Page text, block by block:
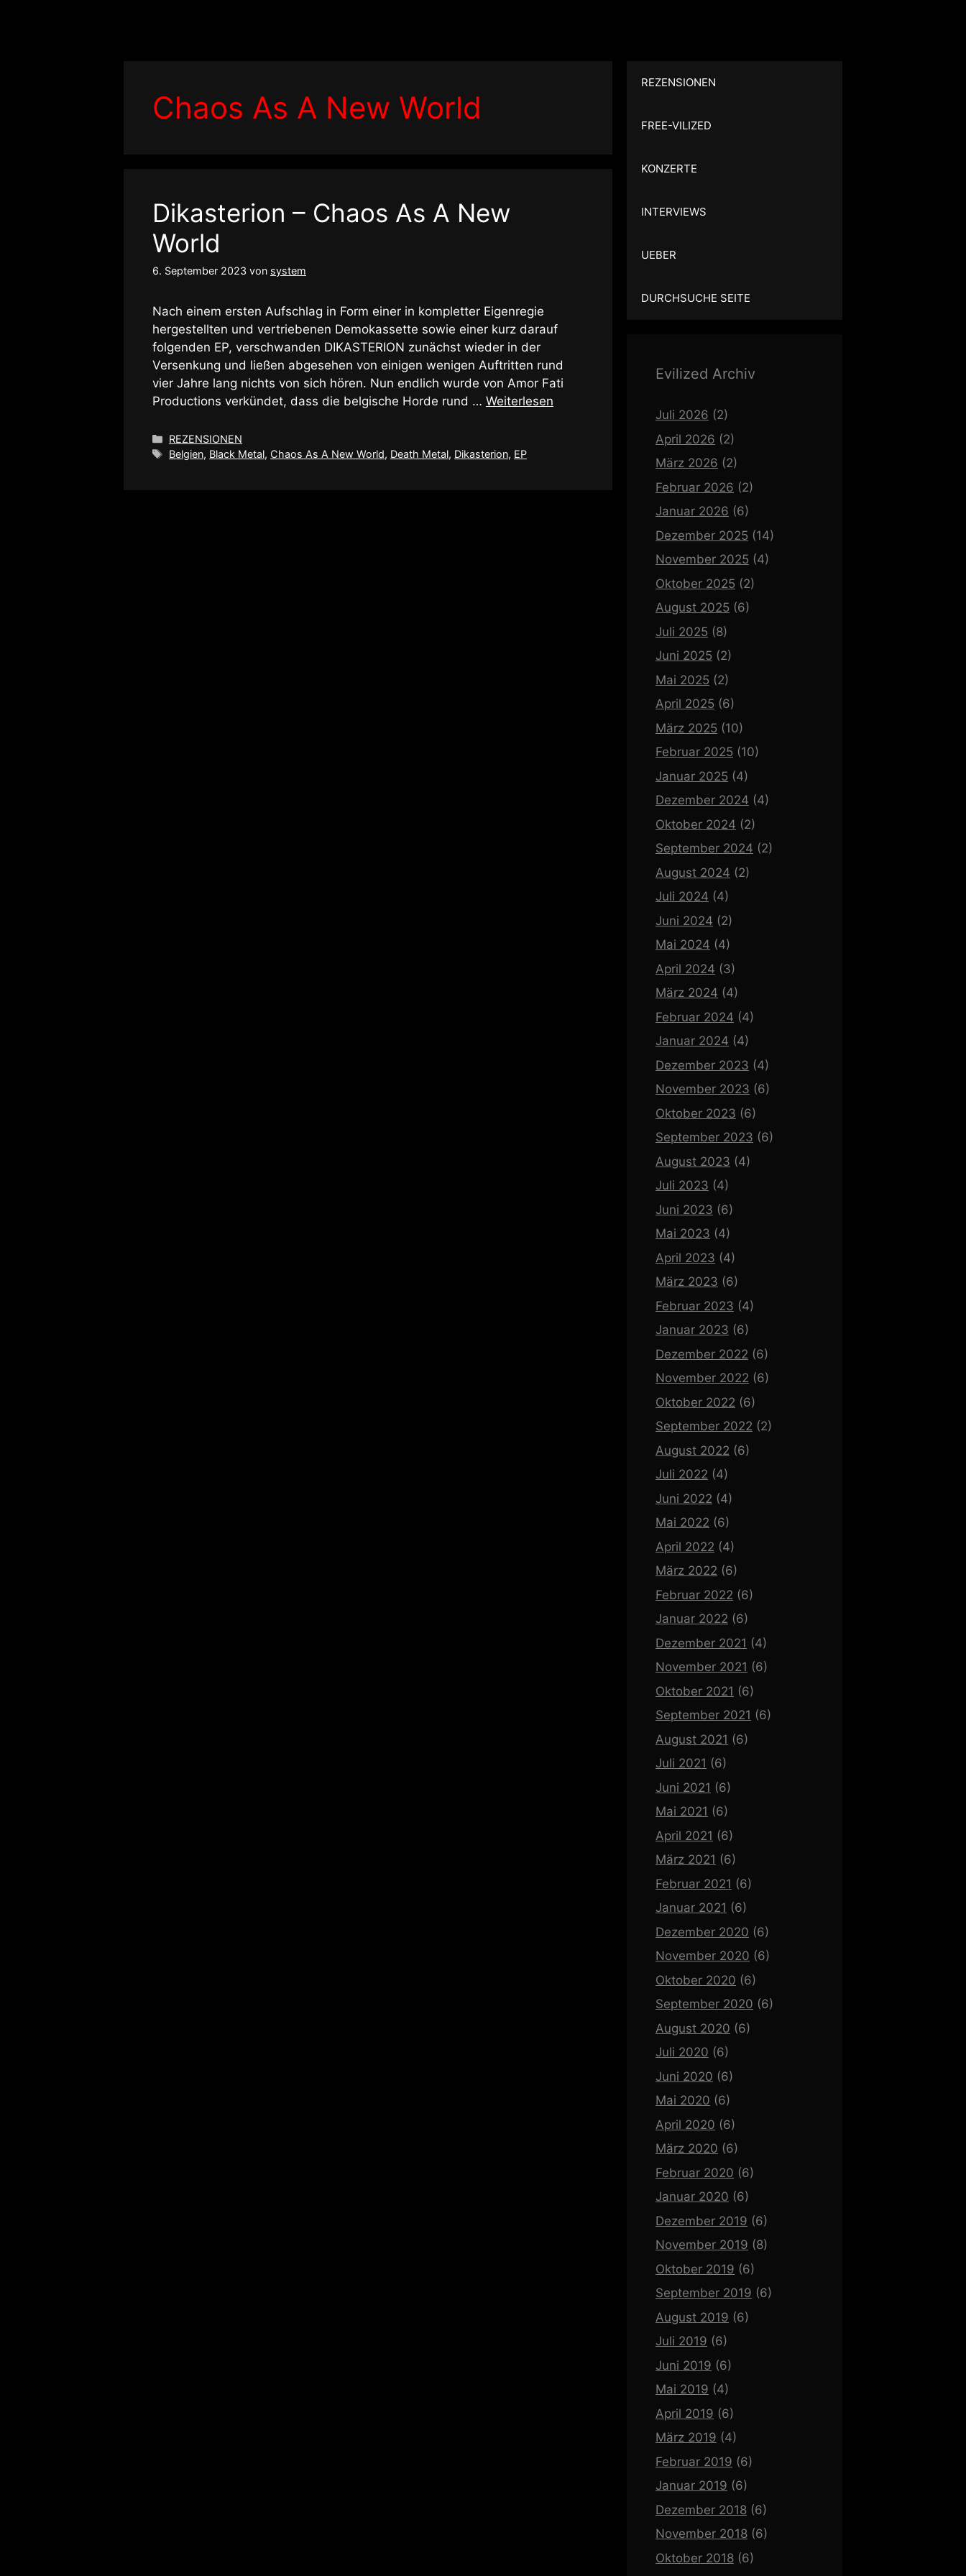
Chaos As A New World
Dikasterion – Chaos As A New
World
6. September 2023 von system
Nach einem ersten Aufschlag in Form einer in kompletter Eigenregie
hergestellten und vertriebenen Demokassette sowie einer kurz darauf
folgenden EP, verschwanden DIKASTERION zunächst wieder in der
Versenkung und ließen abgesehen von einigen wenigen Auftritten rund
vier Jahre lang nichts von sich hören. Nun endlich wurde von Amor Fati
Productions verkündet, dass die belgische Horde rund … Weiterlesen
Kategorien
REZENSIONEN
Schlagwörter
Belgien, Black Metal, Chaos As A New World, Death Metal, Dikasterion, EP
REZENSIONEN
FREE-VILIZED
KONZERTE
INTERVIEWS
UEBER
DURCHSUCHE SEITE
Evilized Archiv
Juli 2026 (2)
April 2026 (2)
März 2026 (2)
Februar 2026 (2)
Januar 2026 (6)
Dezember 2025 (14)
November 2025 (4)
Oktober 2025 (2)
August 2025 (6)
Juli 2025 (8)
Juni 2025 (2)
Mai 2025 (2)
April 2025 (6)
März 2025 (10)
Februar 2025 (10)
Januar 2025 (4)
Dezember 2024 (4)
Oktober 2024 (2)
September 2024 (2)
August 2024 (2)
Juli 2024 (4)
Juni 2024 (2)
Mai 2024 (4)
April 2024 (3)
März 2024 (4)
Februar 2024 (4)
Januar 2024 (4)
Dezember 2023 (4)
November 2023 (6)
Oktober 2023 (6)
September 2023 (6)
August 2023 (4)
Juli 2023 (4)
Juni 2023 (6)
Mai 2023 (4)
April 2023 (4)
März 2023 (6)
Februar 2023 (4)
Januar 2023 (6)
Dezember 2022 (6)
November 2022 (6)
Oktober 2022 (6)
September 2022 (2)
August 2022 (6)
Juli 2022 (4)
Juni 2022 (4)
Mai 2022 (6)
April 2022 (4)
März 2022 (6)
Februar 2022 (6)
Januar 2022 (6)
Dezember 2021 (4)
November 2021 (6)
Oktober 2021 (6)
September 2021 (6)
August 2021 (6)
Juli 2021 (6)
Juni 2021 (6)
Mai 2021 (6)
April 2021 (6)
März 2021 (6)
Februar 2021 (6)
Januar 2021 (6)
Dezember 2020 (6)
November 2020 (6)
Oktober 2020 (6)
September 2020 (6)
August 2020 (6)
Juli 2020 (6)
Juni 2020 (6)
Mai 2020 (6)
April 2020 (6)
März 2020 (6)
Februar 2020 (6)
Januar 2020 (6)
Dezember 2019 (6)
November 2019 (8)
Oktober 2019 (6)
September 2019 (6)
August 2019 (6)
Juli 2019 (6)
Juni 2019 (6)
Mai 2019 (4)
April 2019 (6)
März 2019 (4)
Februar 2019 (6)
Januar 2019 (6)
Dezember 2018 (6)
November 2018 (6)
Oktober 2018 (6)